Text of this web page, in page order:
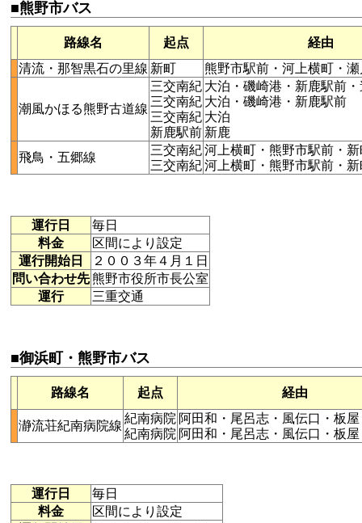
■熊野市バス
路線名 起点
経由
清流・那智黒石の里線 新町 熊野市駅前・河上横町・
潮風かほる熊野古道線
三交南紀
三交南紀
三交南紀
新鹿駅前
大泊・磯崎港・新鹿駅前
大泊・磯崎港・新鹿駅前
大泊
新鹿
飛鳥・五郷線
三交南紀
三交南紀
河上横町・熊野市駅前・
河上横町・熊野市駅前・
運行日
毎日
料金
区間により設定
運行開始日
２００３年４月１日
問い合わせ先熊野市役所市長公室
運行
三重交通
■御浜町・熊野市バス
路線名 起点 経由
瀞流荘紀南病院線
紀南病院
紀南病院
阿田和・尾呂志・風伝口・板
阿田和・尾呂志・風伝口・板屋
運行日
毎日
料金
区間により設定